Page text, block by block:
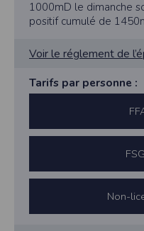
1000mD le dimanche
positif cumulé de
Voir le réglement de
Tarifs par personne :
Non-